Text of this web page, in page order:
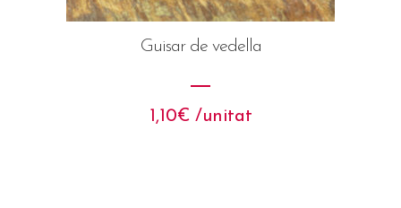
Guisar de vedella
1,10€ /unitat